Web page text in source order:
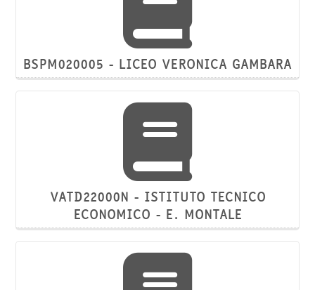
BSPM020005 - LICEO VERONICA GAMBARA
VATD22000N - ISTITUTO TECNICO
ECONOMICO - E. MONTALE